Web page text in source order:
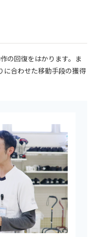
の回復をはかります。ま
に合わせた移動手段の獲得